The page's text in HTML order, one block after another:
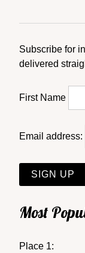
Subscribe for
delivered
First Name
Email address:
Most
Place 1: